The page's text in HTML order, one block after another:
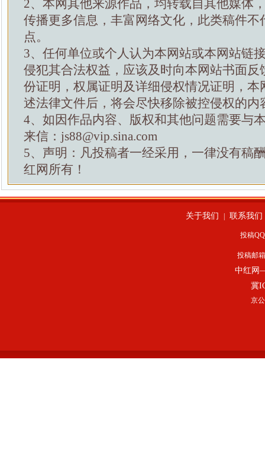
2、本网其他来源作品，均转载自其他媒体
传播更多信息，丰富网络文化，此类稿件不
点。
3、任何单位或个人认为本网站或本网站链
侵犯其合法权益，应该及时向本网站书面反
份证明，权属证明及详细侵权情况证明，本
述法律文件后，将会尽快移除被控侵权的内
4、如因作品内容、版权和其他问题需要与
来信：js88@vip.sina.com
5、声明：凡投稿者一经采用，一律没有稿
红网所有！
关于我们 联系我们
投稿
投稿邮
中红网
冀
京